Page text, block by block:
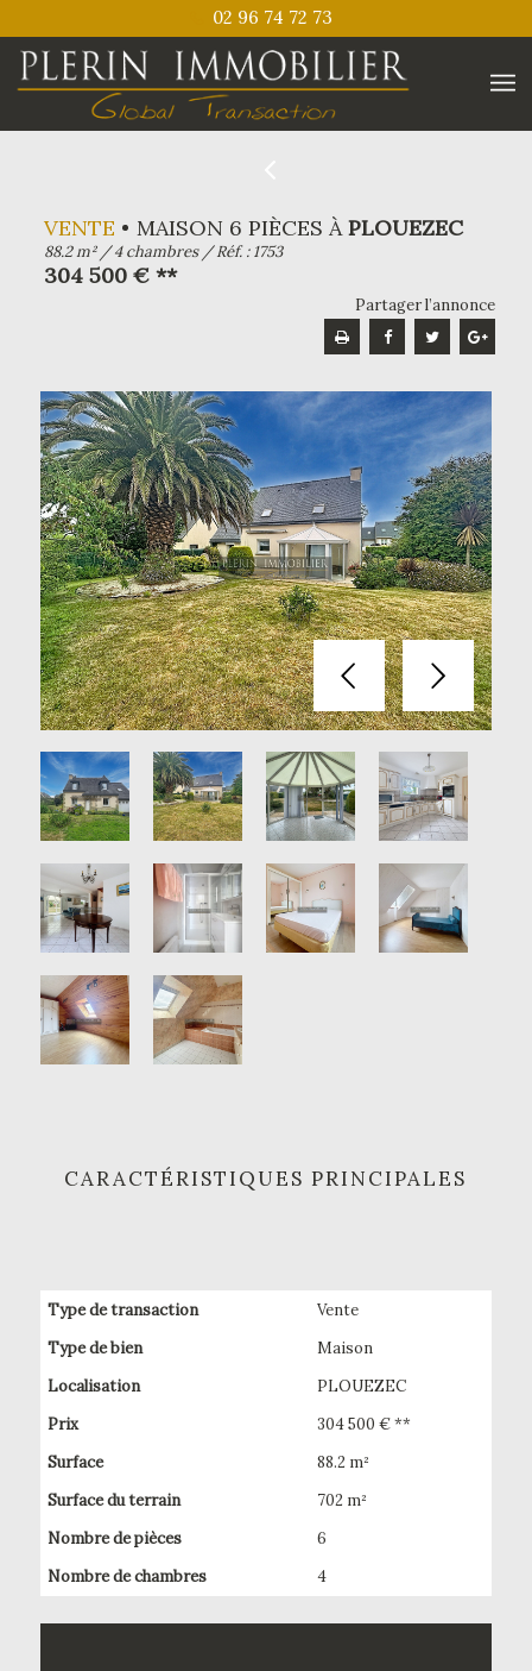
02 96 74 72 73
VENTE MAISON 6 PIÈCES ÀPLOUEZEC
88.2 m² / 4 chambres / Réf. : 1753
304 500 € **
Partager l’annonce
PrécédentSuivant
CARACTÉRISTIQUES PRINCIPALES
Type de transaction
Vente
Type de bien
Maison
Localisation
PLOUEZEC
Prix
304 500 € **
Surface
88.2 m²
Surface du terrain
702 m²
Nombre de pièces
6
Nombre de chambres
4